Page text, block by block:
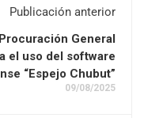
Publicación anterior
General
el uso del software
“Espejo Chubut”
09/08/2025